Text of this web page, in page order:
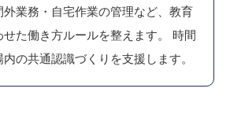
業務・自宅作業の管理など、教育
た働き方ルールを整えます。 時間
の共通認識づくりを支援します。